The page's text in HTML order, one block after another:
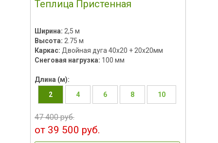
Теплица Пристенная
Ширина: 2,5 м
Высота: 2.75 м
Каркас: Двойная дуга 40х20 + 20х20мм
Снеговая нагрузка: 100 мм
Длина (м):
2
4 6 8 10
47 400 руб.
от 39 500 руб.